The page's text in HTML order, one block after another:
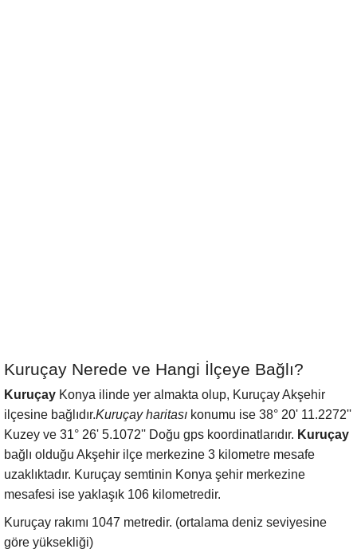
Kuruçay Nerede ve Hangi İlçeye Bağlı?
Kuruçay Konya ilinde yer almakta olup, Kuruçay Akşehir
ilçesine bağlıdır.Kuruçay haritası konumu ise 38° 20' 11.2272''
Kuzey ve 31° 26' 5.1072'' Doğu gps koordinatlarıdır. Kuruçay
bağlı olduğu Akşehir ilçe merkezine 3 kilometre mesafe
uzaklıktadır. Kuruçay semtinin Konya şehir merkezine
mesafesi ise yaklaşık 106 kilometredir.
Kuruçay rakımı 1047 metredir. (ortalama deniz seviyesine
göre yüksekliği)